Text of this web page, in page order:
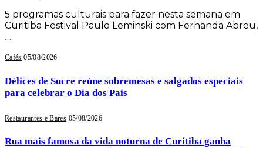
5 programas culturais para fazer nesta semana em
Curitiba Festival Paulo Leminski com Fernanda Abreu,
…
Cafés 05/08/2026
Délices de Sucre reúne sobremesas e salgados especiais
para celebrar o Dia dos Pais
Restaurantes e Bares 05/08/2026
Rua mais famosa da vida noturna de Curitiba ganha